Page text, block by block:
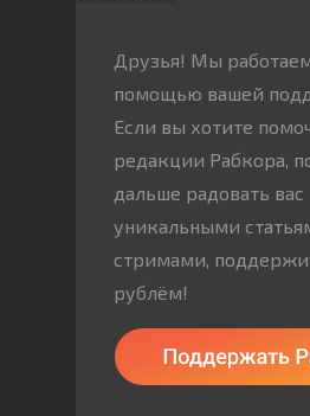
Друзья! Мы
помощью вашей
Если вы хотите
редакции Рабкора,
дальше радовать вас
уникальными
стримами,
рублём!